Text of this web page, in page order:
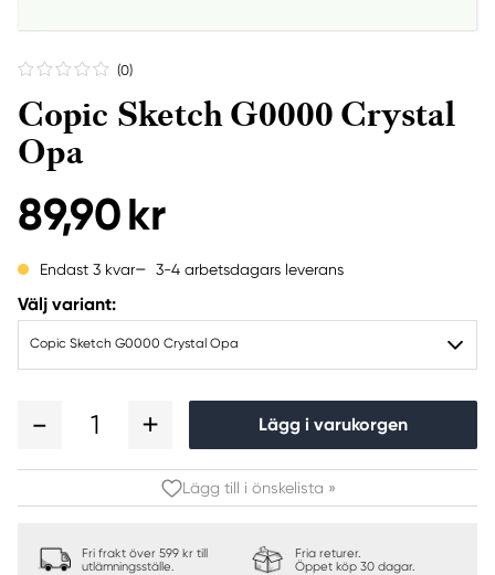
(0)
Copic Sketch G0000 Crystal
Opa
89,90 kr
Endast 3 kvar 3-4 arbetsdagars leverans
Välj variant:
Copic Sketch G0000 Crystal Opa
1 Lägg i varukorgen
Lägg till i önskelista »
Fri frakt över 599 kr till
utlämningsställe.
Fria returer.
Öppet köp 30 dagar.